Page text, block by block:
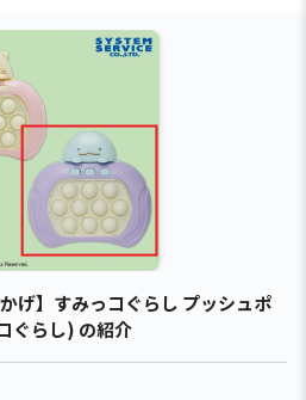
げ】すみっコぐらし プッシュポ
ぐらし) の紹介